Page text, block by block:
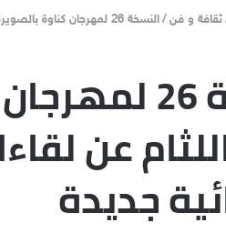
ثقافة و فن/النسخة 26 لمهرجان كناوة بالصويرة تميط اللثام عن لقاءات موسيقية استثنائية جديدة
النسخة 26
عن
جديدة